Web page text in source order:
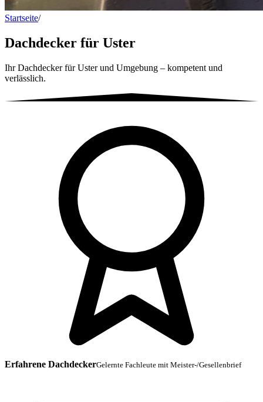
Startseite/Dachdecker für Uster
Dachdecker für Uster
Ihr Dachdecker für Uster und Umgebung – kompetent und
verlässlich.
Erfahrene DachdeckerGelernte Fachleute mit Meister-/Gesellenbrief